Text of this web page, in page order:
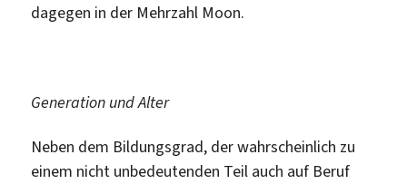
dagegen in der Mehrzahl Moon.
Generation und Alter
Neben dem Bildungsgrad, der wahrscheinlich zu
einem nicht unbedeutenden Teil auch auf Beruf